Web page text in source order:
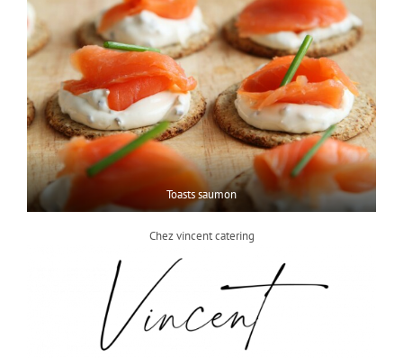
Toasts saumon
Chez vincent catering